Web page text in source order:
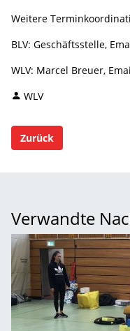
Weitere
BLV: Geschäftsstelle,
WLV: Marcel Breuer,
WLV
Zurück
Verwandte